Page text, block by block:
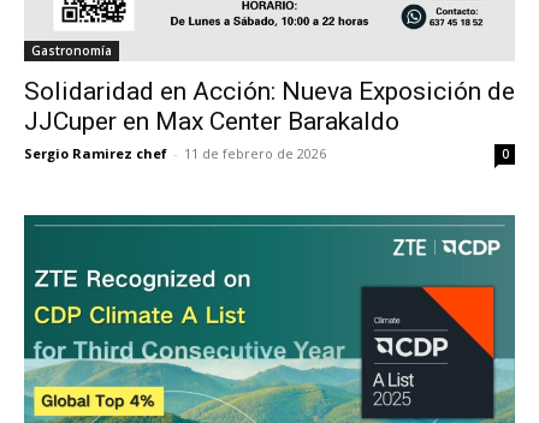
Gastronomía
Solidaridad en Acción: Nueva Exposición de
JJCuper en Max Center Barakaldo
Sergio Ramirez chef - 11 de febrero de 2026 0